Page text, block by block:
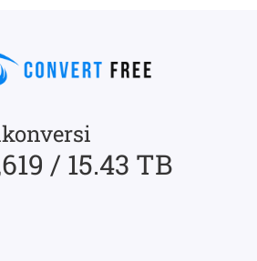
/ 15.43 TB